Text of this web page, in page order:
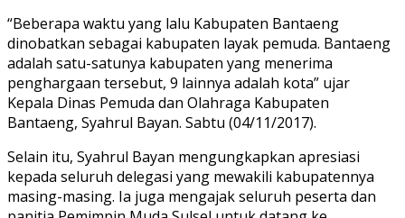
“Beberapa waktu yang lalu Kabupaten Bantaeng
dinobatkan sebagai kabupaten layak pemuda. Bantaeng
adalah satu-satunya kabupaten yang menerima
penghargaan tersebut, 9 lainnya adalah kota” ujar
Kepala Dinas Pemuda dan Olahraga Kabupaten
Bantaeng, Syahrul Bayan. Sabtu (04/11/2017).
Selain itu, Syahrul Bayan mengungkapkan apresiasi
kepada seluruh delegasi yang mewakili kabupatennya
masing-masing. Ia juga mengajak seluruh peserta dan